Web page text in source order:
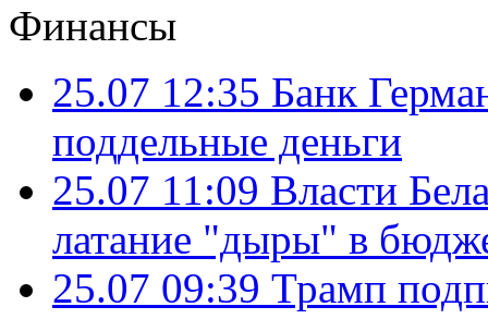
Финансы
25.07 12:35 Банк
поддельные деньги
25.07 11:09 Власти
латание "дыры" в
25.07 09:39 Трамп